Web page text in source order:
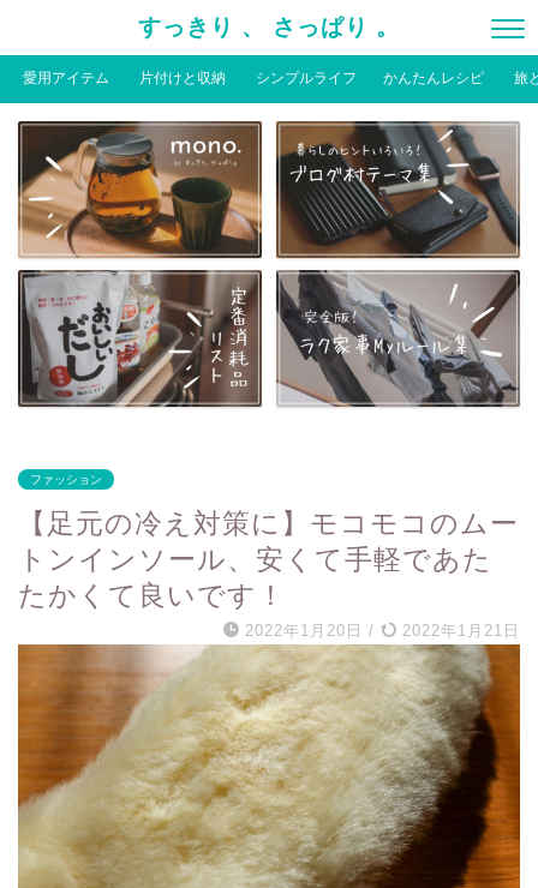
すっきり 、 さっぱり 。
愛用アイテム 片付けと収納 シンプルライフ かんたんレシピ 旅
ファッション
【足元の冷え対策に】モコモコのムー
トンインソール、安くて手軽であた
たかくて良いです！
2022年1月20日 / 2022年1月21日